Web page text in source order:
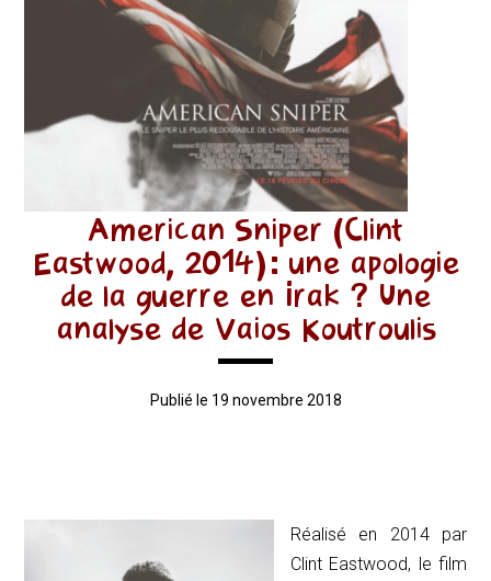
American Sniper (Clint
Eastwood, 2014): une apologie
de la guerre en Irak ? Une
analyse de Vaios Koutroulis
Publié le 19 novembre 2018
Réalisé en 2014 par
Clint Eastwood, le film